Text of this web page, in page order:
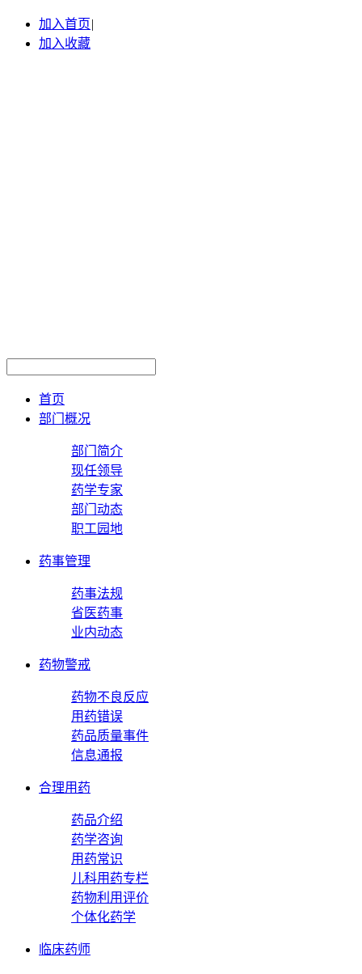
加入首页|
加入收藏
首页
部门概况
部门简介
现任领导
药学专家
部门动态
职工园地
药事管理
药事法规
省医药事
业内动态
药物警戒
药物不良反应
用药错误
药品质量事件
信息通报
合理用药
药品介绍
药学咨询
用药常识
儿科用药专栏
药物利用评价
个体化药学
临床药师